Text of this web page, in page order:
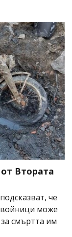
Втората
че
войници може
смъртта им